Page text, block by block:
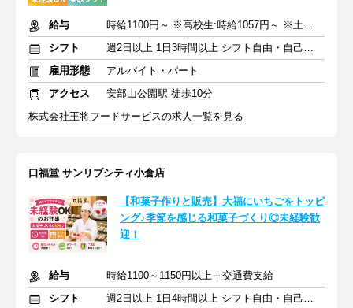
給与
時給1100円～ ※高校生:時給1057円～ ※土日祝+50円
シフト
週2日以上 1日3時間以上 シフト自由・自己申告
雇用形態
アルバイト・パート
アクセス
安部山公園駅 徒歩10分
株式会社王将フードサービスの求人一覧を見る
口福堂 サンリブシティ小倉店
【和菓子作りと販売】大福にいちごをトッピ
ング♪季節を感じる和菓子づくり◎未経験歓
迎！
給与
時給1100～1150円以上＋交通費支給
シフト
週2日以上 1日4時間以上 シフト自由・自己申告